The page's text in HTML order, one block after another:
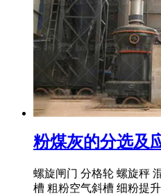
粉煤灰的分选及
螺旋闸门 分格轮 螺旋秤
槽 粗粉空气斜槽 细粉提